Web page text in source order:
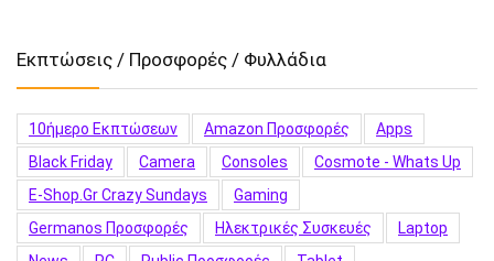
Εκπτώσεις / Προσφορές / Φυλλάδια
10ήμερο Εκπτώσεων Amazon Προσφορές
Apps
Black Friday
Camera Consoles
Cosmote - Whats Up
E-Shop.gr Crazy Sundays
Gaming
Germanos Προσφορές
Hλεκτρικές Συσκευές
Laptop